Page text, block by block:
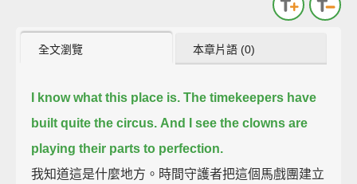
全文瀏覽 本章片語 (0)
I know what this place is. The timekeepers have
built quite the circus. And I see the clowns are
playing their parts to perfection.
我知道這是什麼地方。時間守護者把這個馬戲團建立